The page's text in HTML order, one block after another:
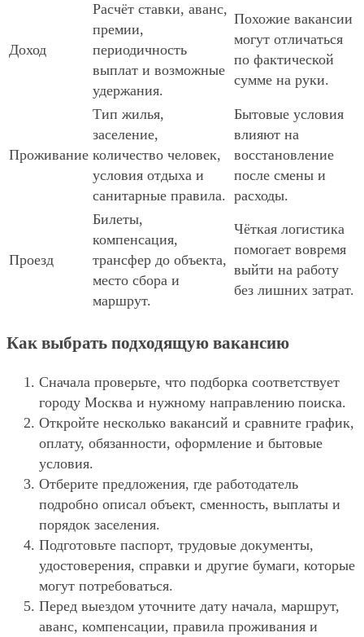
Доход
Расчёт ставки, аванс,
премии,
периодичность
выплат и возможные
удержания.
Похожие вакансии
могут отличаться
по фактической
сумме на руки.
Проживание
Тип жилья,
заселение,
количество человек,
условия отдыха и
санитарные правила.
Бытовые условия
влияют на
восстановление
после смены и
расходы.
Проезд
Билеты,
компенсация,
трансфер до объекта,
место сбора и
маршрут.
Чёткая логистика
помогает вовремя
выйти на работу
без лишних затрат.
Как выбрать подходящую вакансию
Сначала проверьте, что подборка соответствует
городу Москва и нужному направлению поиска.
Откройте несколько вакансий и сравните график,
оплату, обязанности, оформление и бытовые
условия.
Отберите предложения, где работодатель
подробно описал объект, сменность, выплаты и
порядок заселения.
Подготовьте паспорт, трудовые документы,
удостоверения, справки и другие бумаги, которые
могут потребоваться.
Перед выездом уточните дату начала, маршрут,
аванс, компенсации, правила проживания и